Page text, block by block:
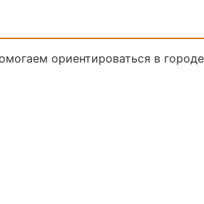
ориентироваться в